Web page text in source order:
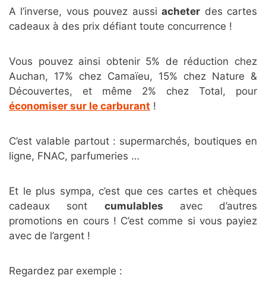
A l’inverse, vous pouvez aussiacheter des cartes
cadeaux à des prix défiant toute concurrence !
Vous pouvez ainsi obtenir 5% de réduction chez
Auchan, 17% chez Camaïeu, 15% chez Nature &
Découvertes, et même 2% chez Total, pour
économiser sur le carburant !
C’est valable partout : supermarchés, boutiques en
ligne, FNAC, parfumeries …
Et le plus sympa, c’est que ces cartes et chèques
cadeaux sont cumulables avec d’autres
promotions en cours ! C’est comme si vous payiez
avec de l’argent !
Regardez par exemple :